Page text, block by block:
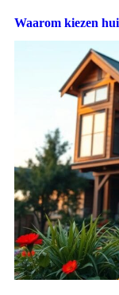
Waarom kiezen